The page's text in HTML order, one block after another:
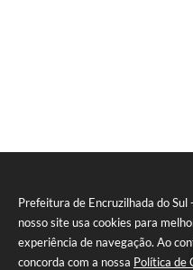
Prefeitura de Encruzilhada do Sul
nosso site usa cookies para
experiência de navegação. Ao
concorda com a nossa Política de